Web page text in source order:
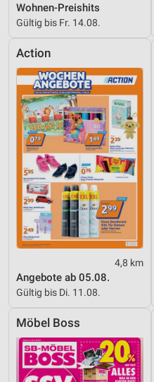
Wohnen-Preishits
Gültig bis Fr. 14.08.
Action
4,8 km
Angebote ab 05.08.
Gültig bis Di. 11.08.
Möbel Boss